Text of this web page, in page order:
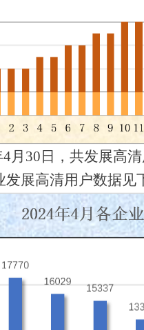
月30日，共发展高
发展高清用户数据见